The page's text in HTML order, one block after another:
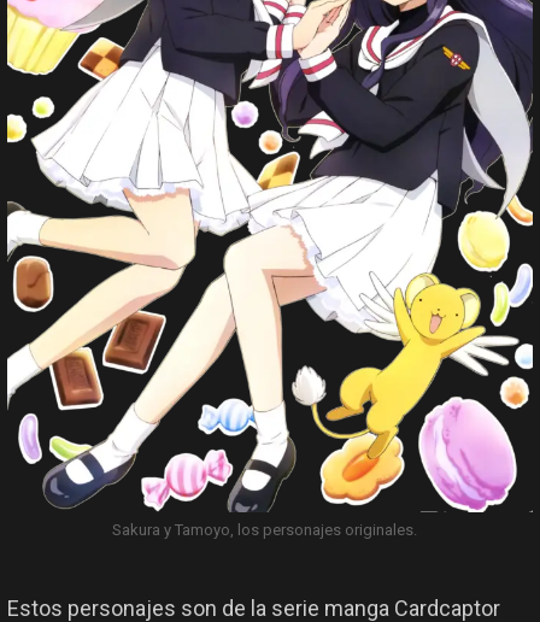
Sakura y Tamoyo, los personajes originales.
Estos personajes son de la serie manga Cardcaptor